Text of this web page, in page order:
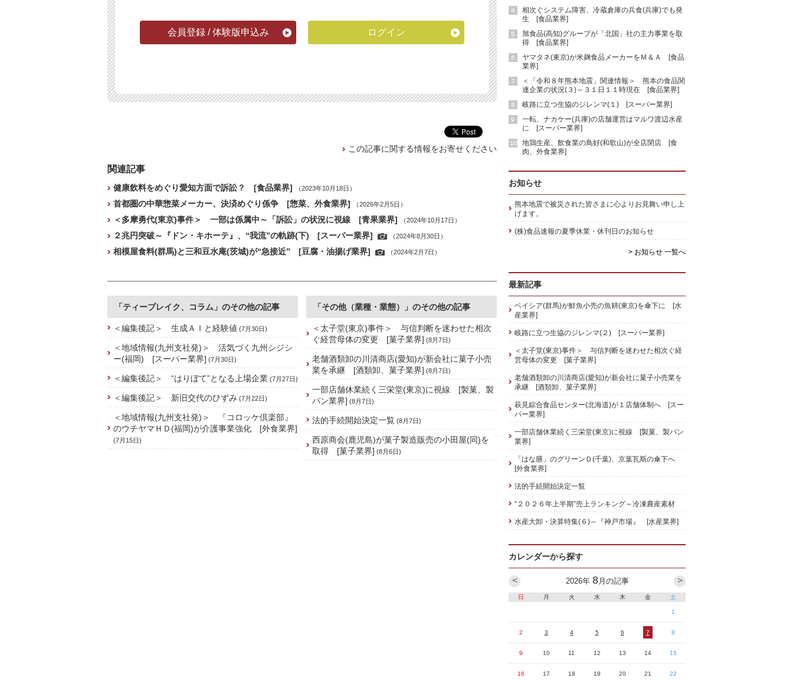
会員登録 / 体験版申込み ログイン
この記事に関する情報をお寄せください
関連記事
健康飲料をめぐり愛知方面で訴訟？ [食品業界] （2023年10月18日）
首都圏の中華惣菜メーカー、決済めぐり係争 [惣菜、外食業界] （2026年2月5日）
＜多摩勇代(東京)事件＞ 一部は係属中～「訴訟」の状況に視線 [青果業界] （2024年10月17日）
２兆円突破～『ドン・キホーテ』、“我流”の軌跡(下) [スーパー業界] （2024年8月30日）
相模屋食料(群馬)と三和豆水庵(茨城)が“急接近” [豆腐・油揚げ業界] （2024年2月7日）
「ティーブレイク、コラム」のその他の記事
＜編集後記＞ 生成ＡＩと経験値 (7月30日)
＜地域情報(九州支社発)＞ 活気づく九州シジシ
ー(福岡) [スーパー業界] (7月30日)
＜編集後記＞ “はりぼて”となる上場企業 (7月27日)
＜編集後記＞ 新旧交代のひずみ (7月22日)
＜地域情報(九州支社発)＞ 『コロッケ倶楽部』
のウチヤマＨＤ(福岡)が介護事業強化 [外食業界]
(7月15日)
「その他（業種・業態）」のその他の記事
＜太子堂(東京)事件＞ 与信判断を迷わせた相次
ぐ経営母体の変更 [菓子業界] (8月7日)
老舗酒類卸の川清商店(愛知)が新会社に菓子小売
業を承継 [酒類卸、菓子業界] (8月7日)
一部店舗休業続く三栄堂(東京)に視線 [製菓、製
パン業界] (8月7日)
法的手続開始決定一覧 (8月7日)
西原商会(鹿児島)が菓子製造販売の小田屋(同)を
取得 [菓子業界] (8月6日)
相次ぐシステム障害、冷蔵倉庫の兵食(兵庫)でも発
生 [食品業界]
旭食品(高知)グループが「北国」社の主力事業を取
得 [食品業界]
ヤマタネ(東京)が米麹食品メーカーをＭ＆Ａ [食品
業界]
＜「令和８年熊本地震」関連情報＞ 熊本の食品関
連企業の状況(３)～３１日１１時現在 [食品業界]
岐路に立つ生協のジレンマ(１) [スーパー業界]
一転、ナカケー(兵庫)の店舗運営はマルワ渡辺水産
に [スーパー業界]
地鶏生産、飲食業の鳥好(和歌山)が全店閉店 [食
肉、外食業界]
お知らせ
熊本地震で被災された皆さまに心よりお見舞い申し上
げます。
(株)食品速報の夏季休業・休刊日のお知らせ
> お知らせ 一覧へ
最新記事
ベイシア(群馬)が鮮魚小売の魚耕(東京)を傘下に [水
産業界]
岐路に立つ生協のジレンマ(２) [スーパー業界]
＜太子堂(東京)事件＞ 与信判断を迷わせた相次ぐ経
営母体の変更 [菓子業界]
老舗酒類卸の川清商店(愛知)が新会社に菓子小売業を
承継 [酒類卸、菓子業界]
萩見綜合食品センター(北海道)が１店舗体制へ [スー
パー業界]
一部店舗休業続く三栄堂(東京)に視線 [製菓、製パン
業界]
「はな膳」のグリーンＤ(千葉)、京葉瓦斯の傘下へ
[外食業界]
法的手続開始決定一覧
“２０２６年上半期”売上ランキング～冷凍農産素材
水産大卸・決算特集(６)～『神戸市場』 [水産業界]
カレンダーから探す
2026年 8月の記事 >
<
日 月 火 水 木 金 土
1
2 3 4 5 6 7 8
9 10 11 12 13 14 15
16 17 18 19 20 21 22